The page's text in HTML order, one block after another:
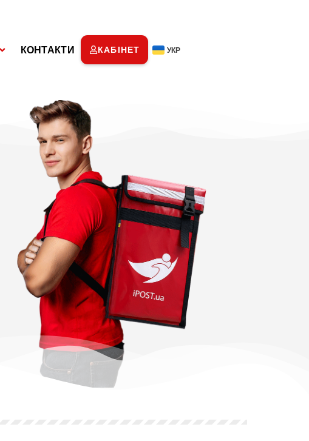
КОНТАКТИ КАБІНЕТ УКР